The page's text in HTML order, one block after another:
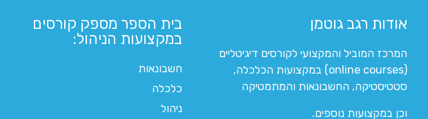
אודות רגב גוטמן
המרכז המוביל והמקצועי לקורסים דיגיטליים
(online courses) במקצועות הכלכלה,
סטטיסטיקה, החשבונאות והמתמטיקה
וכן במקצועות נוספים.
בית הספר מספק קורסים
במקצועות הניהול:
חשבונאות
כלכלה
ניהול